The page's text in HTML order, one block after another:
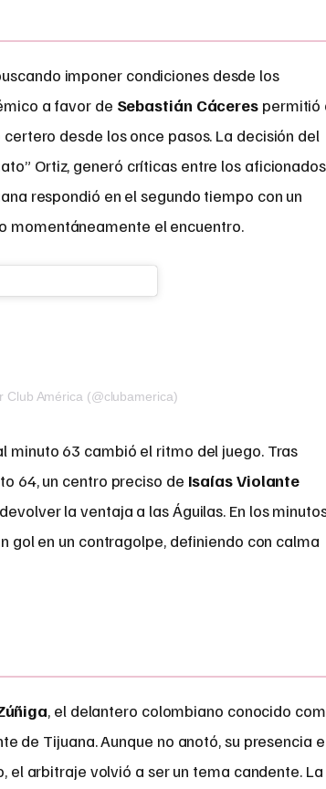
imponer condiciones desde los
a favor de Sebastián Cáceres permitió
desde los once pasos. La decisión del
Ortiz, generó críticas entre los aficionados
respondió en el segundo tiempo con un
momentáneamente el encuentro.
Club América (@clubamerica)
minuto 63 cambió el ritmo del juego. Tras
64, un centro preciso de Isaías Violante
la ventaja a las Águilas. En los
gol en un contragolpe, definiendo con calma
, el delantero colombiano conocido
de Tijuana. Aunque no anotó, su presencia
el arbitraje volvió a ser un tema candente. La